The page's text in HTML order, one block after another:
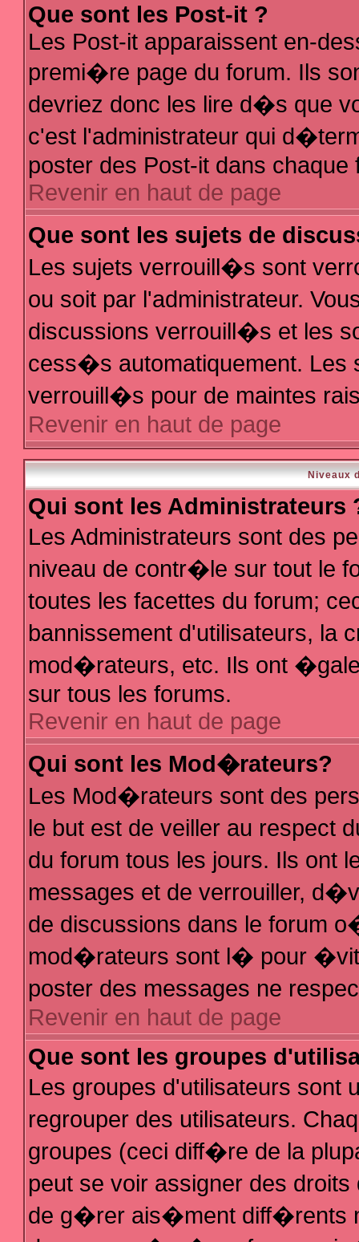
Que sont les Post-it ?
Les Post-it apparaissent en-
premi�re page du forum. Ils
devriez donc les lire d�s que
c'est l'administrateur qui
poster des Post-it dans chaque
Revenir en haut de page
Que sont les sujets de
Les sujets verrouill�s sont
ou soit par l'administrateur.
discussions verrouill�s et les
cess�s automatiquement.
verrouill�s pour de maintes
Revenir en haut de page
Niveaux
Qui sont les Administrateurs
Les Administrateurs sont des
niveau de contr�le sur tout le
toutes les facettes du forum;
bannissement d'utilisateurs, la
mod�rateurs, etc. Ils ont
sur tous les forums.
Revenir en haut de page
Qui sont les Mod�rateurs?
Les Mod�rateurs sont des
le but est de veiller au respect
du forum tous les jours. Ils ont
messages et de verrouiller,
de discussions dans le forum
mod�rateurs sont l� pour
poster des messages ne
Revenir en haut de page
Que sont les groupes
Les groupes d'utilisateurs sont
regrouper des utilisateurs.
groupes (ceci diff�re de la
peut se voir assigner des
de g�rer ais�ment diff�rents